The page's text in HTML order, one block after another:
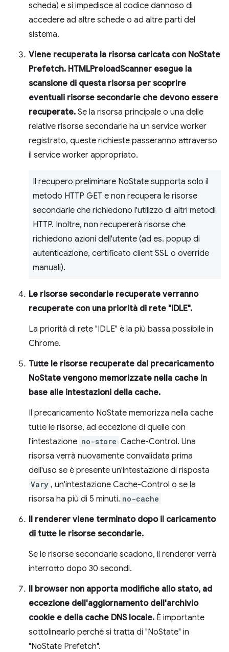
scheda) e si impedisce al codice dannoso di
accedere ad altre schede o ad altre parti del
sistema.
Viene recuperata la risorsa caricata con NoState
Prefetch. HTMLPreloadScanner esegue la
scansione di questa risorsa per scoprire
eventuali risorse secondarie che devono essere
recuperate. Se la risorsa principale o una delle
relative risorse secondarie ha un service worker
registrato, queste richieste passeranno attraverso
il service worker appropriato.
Il recupero preliminare NoState supporta solo il
metodo HTTP GET e non recupera le risorse
secondarie che richiedono l'utilizzo di altri metodi
HTTP. Inoltre, non recupererà risorse che
richiedono azioni dell'utente (ad es. popup di
autenticazione, certificato client SSL o override
manuali).
Le risorse secondarie recuperate verranno
recuperate con una priorità di rete "IDLE".
La priorità di rete "IDLE" è la più bassa possibile in
Chrome.
Tutte le risorse recuperate dal precaricamento
NoState vengono memorizzate nella cache in
base alle intestazioni della cache.
Il precaricamento NoState memorizza nella cache
tutte le risorse, ad eccezione di quelle con
l'intestazione no-store Cache-Control. Una
risorsa verrà nuovamente convalidata prima
dell'uso se è presente un'intestazione di risposta
Vary , un'intestazione Cache-Control o se la
risorsa ha più di 5 minuti. no-cache
Il renderer viene terminato dopo il caricamento
di tutte le risorse secondarie.
Se le risorse secondarie scadono, il renderer verrà
interrotto dopo 30 secondi.
Il browser non apporta modifiche allo stato, ad
eccezione dell'aggiornamento dell'archivio
cookie e della cache DNS locale. È importante
sottolinearlo perché si tratta di "NoState" in
"NoState Prefetch".